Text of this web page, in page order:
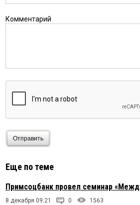
Комментарий
Отправить
Еще по теме
Примсоцбанк провел семинар
8 декабря 09:21 0 1563